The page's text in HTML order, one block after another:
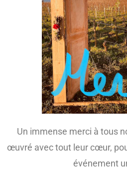
Un immense merci à tous
œuvré avec tout leur cœur,
événement